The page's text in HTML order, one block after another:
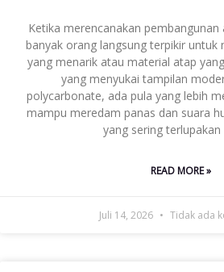
Ketika merencanakan
banyak orang langsung terpikir untuk
yang menarik atau material atap
yang menyukai tampilan
polycarbonate, ada pula yang lebih
mampu meredam panas dan suara
yang sering terlupakan
READ MORE »
Juli 14, 2026 Tidak ada